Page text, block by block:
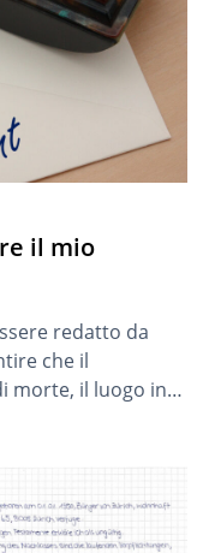
il mio
redatto da
che il
morte, il luogo in
In questo
o